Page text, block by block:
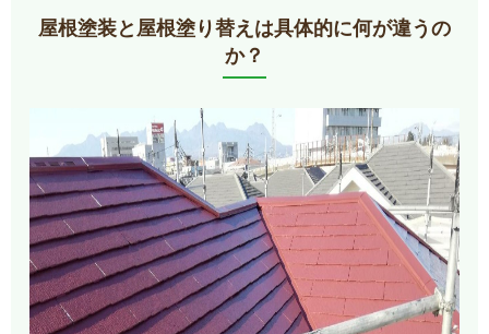
屋根塗装と屋根塗り替えは具体的に何が違うの
か？